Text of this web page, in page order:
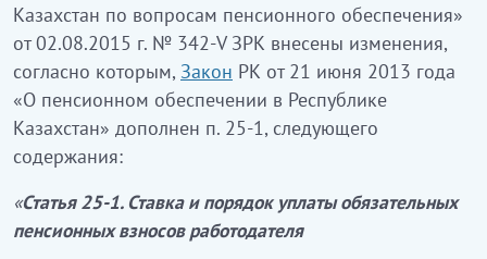
Казахстан по вопросам пенсионного обеспечения»
от 02.08.2015 г. № 342-V ЗРК внесены изменения,
согласно которым, Закон РК от 21 июня 2013 года
«О пенсионном обеспечении в Республике
Казахстан» дополнен п. 25-1, следующего
содержания:
«Статья 25-1. Ставка и порядок уплаты обязательных
пенсионных взносов работодателя